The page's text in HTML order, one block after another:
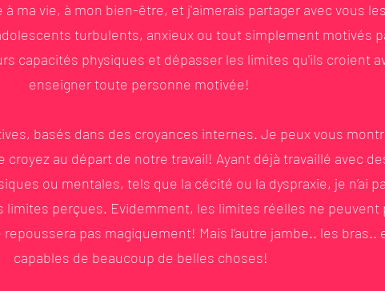
ma vie, à mon bien-être, et j'aimerais partager avec vous
turbulents, anxieux ou tout simplement motivés
capacités physiques et dépasser les limites qu'ils croient
enseigner toute personne motivée!
basés dans des croyances internes. Je peux vous
croyez au départ de notre travail! Ayant déjà travaillé avec
ou mentales, tels que la cécité ou la dyspraxie, je n’ai
limites perçues. Evidemment, les limites réelles ne peuvent
pas magiquement! Mais l’autre jambe.. les bras..
capables de beaucoup de belles choses!